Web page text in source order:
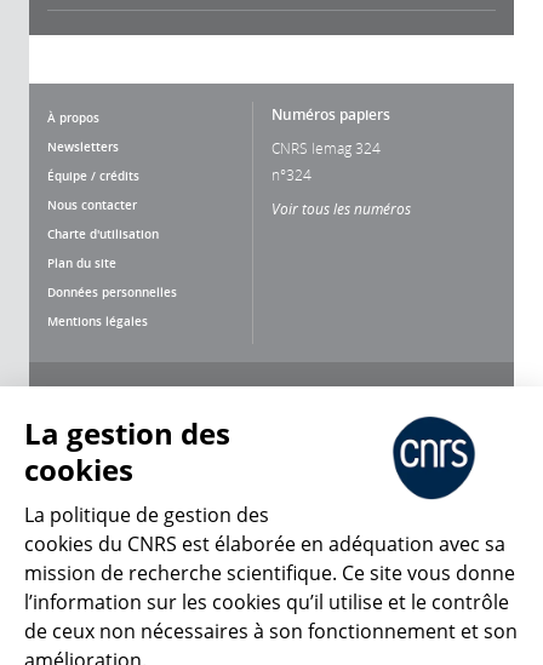
À propos
Newsletters
Équipe / crédits
Nous contacter
Charte d'utilisation
Plan du site
Données personnelles
Mentions légales
Numéros papiers
CNRS lemag 324
n°324
Voir tous les numéros
CNRS Le Mag
© 2026, CNRS
La gestion des
cookies
La politique de gestion des
cookies du CNRS est élaborée en adéquation avec sa
mission de recherche scientifique. Ce site vous donne
l’information sur les cookies qu’il utilise et le contrôle
de ceux non nécessaires à son fonctionnement et son